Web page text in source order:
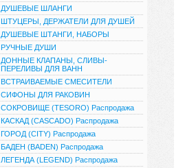
ДУШЕВЫЕ ШЛАНГИ
ШТУЦЕРЫ, ДЕРЖАТЕЛИ ДЛЯ ДУШЕЙ
ДУШЕВЫЕ ШТАНГИ, НАБОРЫ
РУЧНЫЕ ДУШИ
ДОННЫЕ КЛАПАНЫ, СЛИВЫ-
ПЕРЕЛИВЫ ДЛЯ ВАНН
ВСТРАИВАЕМЫЕ СМЕСИТЕЛИ
СИФОНЫ ДЛЯ РАКОВИН
СОКРОВИЩЕ (TESORO) Распродажа
КАСКАД (CASCADO) Распродажа
ГОРОД (CITY) Распродажа
БАДЕН (BADEN) Распродажа
ЛЕГЕНДА (LEGEND) Распродажа